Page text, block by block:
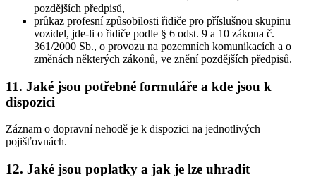
pozdějších předpisů,
průkaz profesní způsobilosti řidiče pro příslušnou skupinu
vozidel, jde-li o řidiče podle § 6 odst. 9 a 10 zákona č.
361/2000 Sb., o provozu na pozemních komunikacích a o
změnách některých zákonů, ve znění pozdějších předpisů.
11. Jaké jsou potřebné formuláře a kde jsou k
dispozici
Záznam o dopravní nehodě je k dispozici na jednotlivých
pojišťovnách.
12. Jaké jsou poplatky a jak je lze uhradit